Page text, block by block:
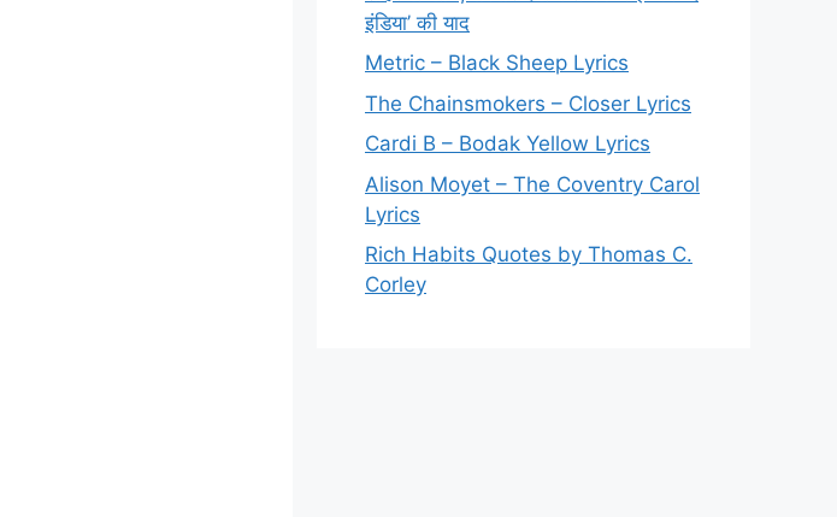
इंडिया’ की याद
Metric – Black Sheep Lyrics
The Chainsmokers – Closer Lyrics
Cardi B – Bodak Yellow Lyrics
Alison Moyet – The Coventry Carol
Lyrics
Rich Habits Quotes by Thomas C.
Corley